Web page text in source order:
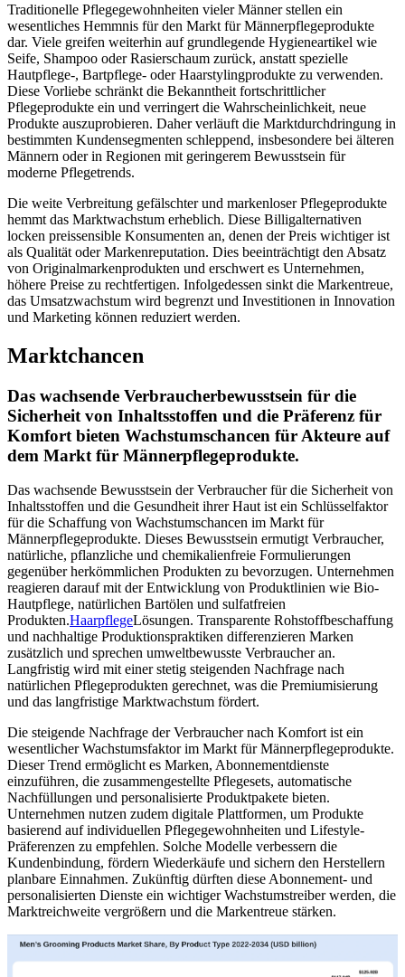
Traditionelle Pflegegewohnheiten vieler Männer stellen ein
wesentliches Hemmnis für den Markt für Männerpflegeprodukte
dar. Viele greifen weiterhin auf grundlegende Hygieneartikel wie
Seife, Shampoo oder Rasierschaum zurück, anstatt spezielle
Hautpflege-, Bartpflege- oder Haarstylingprodukte zu verwenden.
Diese Vorliebe schränkt die Bekanntheit fortschrittlicher
Pflegeprodukte ein und verringert die Wahrscheinlichkeit, neue
Produkte auszuprobieren. Daher verläuft die Marktdurchdringung in
bestimmten Kundensegmenten schleppend, insbesondere bei älteren
Männern oder in Regionen mit geringerem Bewusstsein für
moderne Pflegetrends.
Die weite Verbreitung gefälschter und markenloser Pflegeprodukte
hemmt das Marktwachstum erheblich. Diese Billigalternativen
locken preissensible Konsumenten an, denen der Preis wichtiger ist
als Qualität oder Markenreputation. Dies beeinträchtigt den Absatz
von Originalmarkenprodukten und erschwert es Unternehmen,
höhere Preise zu rechtfertigen. Infolgedessen sinkt die Markentreue,
das Umsatzwachstum wird begrenzt und Investitionen in Innovation
und Marketing können reduziert werden.
Marktchancen
Das wachsende Verbraucherbewusstsein für die
Sicherheit von Inhaltsstoffen und die Präferenz für
Komfort bieten Wachstumschancen für Akteure auf
dem Markt für Männerpflegeprodukte.
Das wachsende Bewusstsein der Verbraucher für die Sicherheit von
Inhaltsstoffen und die Gesundheit ihrer Haut ist ein Schlüsselfaktor
für die Schaffung von Wachstumschancen im Markt für
Männerpflegeprodukte. Dieses Bewusstsein ermutigt Verbraucher,
natürliche, pflanzliche und chemikalienfreie Formulierungen
gegenüber herkömmlichen Produkten zu bevorzugen. Unternehmen
reagieren darauf mit der Entwicklung von Produktlinien wie Bio-
Hautpflege, natürlichen Bartölen und sulfatfreien
Produkten.HaarpflegeLösungen. Transparente Rohstoffbeschaffung
und nachhaltige Produktionspraktiken differenzieren Marken
zusätzlich und sprechen umweltbewusste Verbraucher an.
Langfristig wird mit einer stetig steigenden Nachfrage nach
natürlichen Pflegeprodukten gerechnet, was die Premiumisierung
und das langfristige Marktwachstum fördert.
Die steigende Nachfrage der Verbraucher nach Komfort ist ein
wesentlicher Wachstumsfaktor im Markt für Männerpflegeprodukte.
Dieser Trend ermöglicht es Marken, Abonnementdienste
einzuführen, die zusammengestellte Pflegesets, automatische
Nachfüllungen und personalisierte Produktpakete bieten.
Unternehmen nutzen zudem digitale Plattformen, um Produkte
basierend auf individuellen Pflegegewohnheiten und Lifestyle-
Präferenzen zu empfehlen. Solche Modelle verbessern die
Kundenbindung, fördern Wiederkäufe und sichern den Herstellern
planbare Einnahmen. Zukünftig dürften diese Abonnement- und
personalisierten Dienste ein wichtiger Wachstumstreiber werden, die
Marktreichweite vergrößern und die Markentreue stärken.